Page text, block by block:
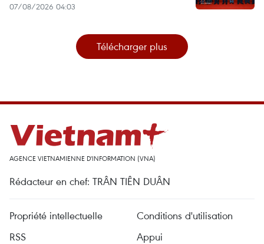
07/08/2026 04:03
Télécharger plus
AGENCE VIETNAMIENNE D'INFORMATION (VNA)
Rédacteur en chef: TRÂN TIÊN DUÂN
Propriété intellectuelle
Conditions d'utilisation
RSS
Appui